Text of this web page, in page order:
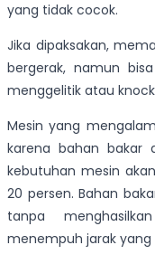
yang tidak cocok.
Jika dipaksakan,
bergerak, namun
menggelitik atau
Mesin yang
karena bahan bakar
kebutuhan mesin
20 persen. Bahan
tanpa
menempuh jarak yang